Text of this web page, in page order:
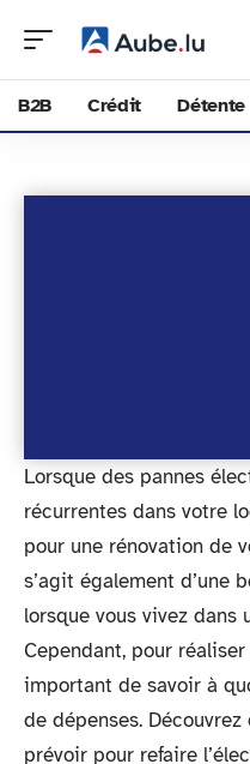
B2B Crédit Détente
Lorsque des pannes
récurrentes dans votre
pour une rénovation de
s’agit également d’une
lorsque vous vivez dans
Cependant, pour
important de savoir à
de dépenses.
prévoir pour refaire